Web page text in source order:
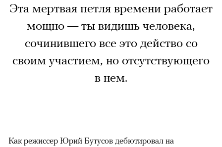
Эта мертвая петля времени работает
мощно — ты видишь человека,
сочинившего все это действо со
своим участием, но отсутствующего
в нем.
Как режиссер Юрий Бутусов дебютировал на